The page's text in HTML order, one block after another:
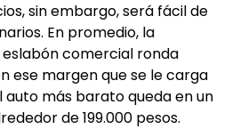
sin embargo, será fácil de
En promedio, la
comercial ronda
ese margen que se le carga
más barato queda en un
de 199.000 pesos.